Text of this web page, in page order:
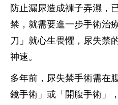
防止漏尿造成褲子弄濕，
禁，就需要進一步手術治
刀」就心生畏懼，尿失禁
神速。
多年前，尿失禁手術需在
鏡手術」或「開腹手術」